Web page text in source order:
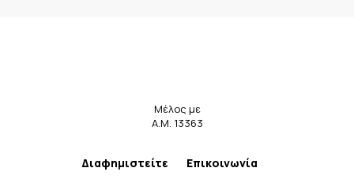
Μέλος με
Α.Μ. 13363
Διαφημιστείτε Επικοινωνία